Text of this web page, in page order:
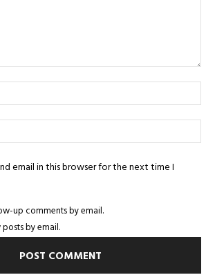
email in this browser for the next time I
up comments by email.
by email.